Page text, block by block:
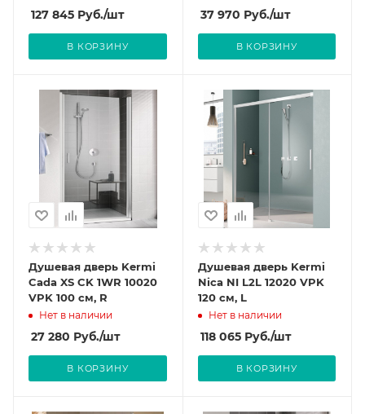
127 845 Руб./шт
В КОРЗИНУ
37 970 Руб./шт
В КОРЗИНУ
Душевая дверь Kermi
Cada XS CK 1WR 10020
VPK 100 см, R
Нет в наличии
27 280 Руб./шт
В КОРЗИНУ
Душевая дверь Kermi
Nica NI L2L 12020 VPK
120 см, L
Нет в наличии
118 065Руб./шт
В КОРЗИНУ